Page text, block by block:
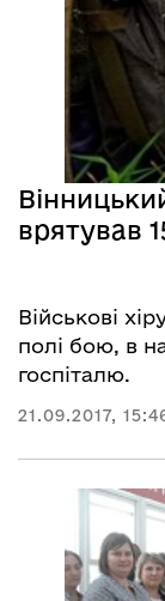
врятував
Військові
полі бою, в
госпіталю.
21.09.2017,